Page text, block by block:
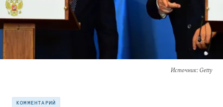
Источник: Getty
КОММЕНТАРИЙ